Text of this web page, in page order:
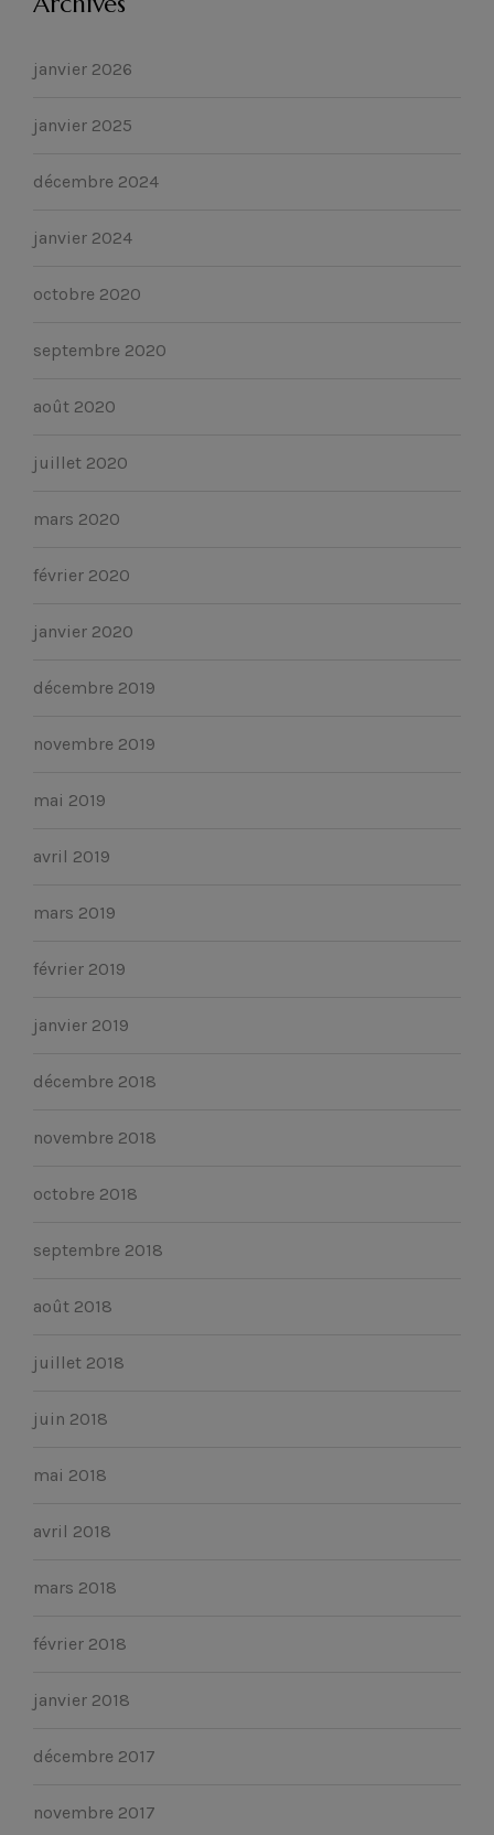
janvier 2026
janvier 2025
décembre 2024
janvier 2024
octobre 2020
septembre 2020
août 2020
juillet 2020
mars 2020
février 2020
janvier 2020
décembre 2019
novembre 2019
mai 2019
avril 2019
mars 2019
février 2019
janvier 2019
décembre 2018
novembre 2018
octobre 2018
septembre 2018
août 2018
juillet 2018
juin 2018
mai 2018
avril 2018
mars 2018
février 2018
janvier 2018
décembre 2017
novembre 2017